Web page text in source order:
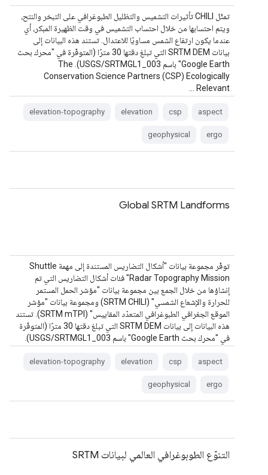
تمثّل CHILI تأثيرات التشميس والتظليل الطبوغرافي على التبخر والنتح،
ويتم احتسابها من خلال احتساب التشميس في وقت الظهيرة المبكر، أي
عندما يكون ارتفاع الشمس مساويًا للاعتدال. تستند هذه البيانات إلى
بيانات SRTM DEM التي تبلغ دقتها 30 مترًا (المتوفّرة في "محرك بحث
Google Earth" باسم USGS/SRTMGL1_003). The
Conservation Science Partners (CSP) Ecologically
Relevant …
aspect
csp
elevation
elevation-topography
ergo
geophysical
Global SRTM Landforms
توفّر مجموعة بيانات "أشكال التضاريس المستندة إلى مهمة Shuttle
Radar Topography Mission" فئات أشكال التضاريس التي تم
إنشاؤها من خلال الجمع بين مجموعة بيانات "مؤشر الحمل المستمر
للحرارة والإشعاع الشمسي" (SRTM CHILI) ومجموعة بيانات "مؤشر
الموقع الجغرافي الطبوغرافي المتعدّد المقاييس" (SRTM mTPI). تستند
هذه البيانات إلى بيانات SRTM DEM التي تبلغ دقتها 30 مترًا (المتوفّرة
في "محرك بحث Google Earth" باسم USGS/SRTMGL1_003).
aspect
csp
elevation
elevation-topography
ergo
geophysical
التنوّع الطوبوغرافي العالمي لبيانات SRTM